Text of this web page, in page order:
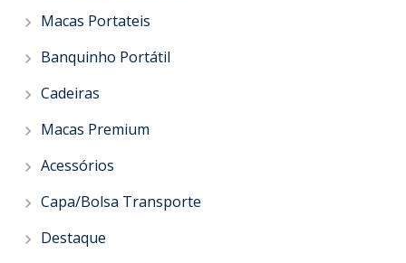
Macas Portateis
Banquinho Portátil
Cadeiras
Macas Premium
Acessórios
Capa/Bolsa Transporte
Destaque